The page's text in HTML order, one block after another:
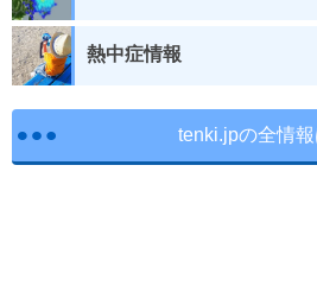
熱中症情報
tenki.jpの全情